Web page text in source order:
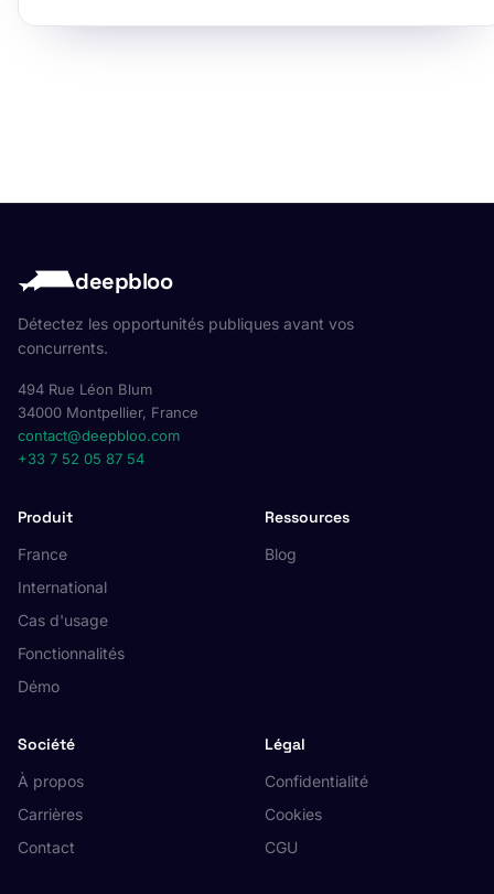
deepbloo
Détectez les opportunités publiques avant vos
concurrents.
494 Rue Léon Blum
34000 Montpellier, France
contact@deepbloo.com
+33 7 52 05 87 54
Produit
France
International
Cas d'usage
Fonctionnalités
Démo
Ressources
Blog
Société
À propos
Carrières
Contact
Légal
Confidentialité
Cookies
CGU